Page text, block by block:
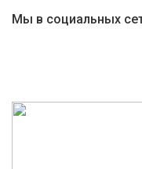
Мы в социальных